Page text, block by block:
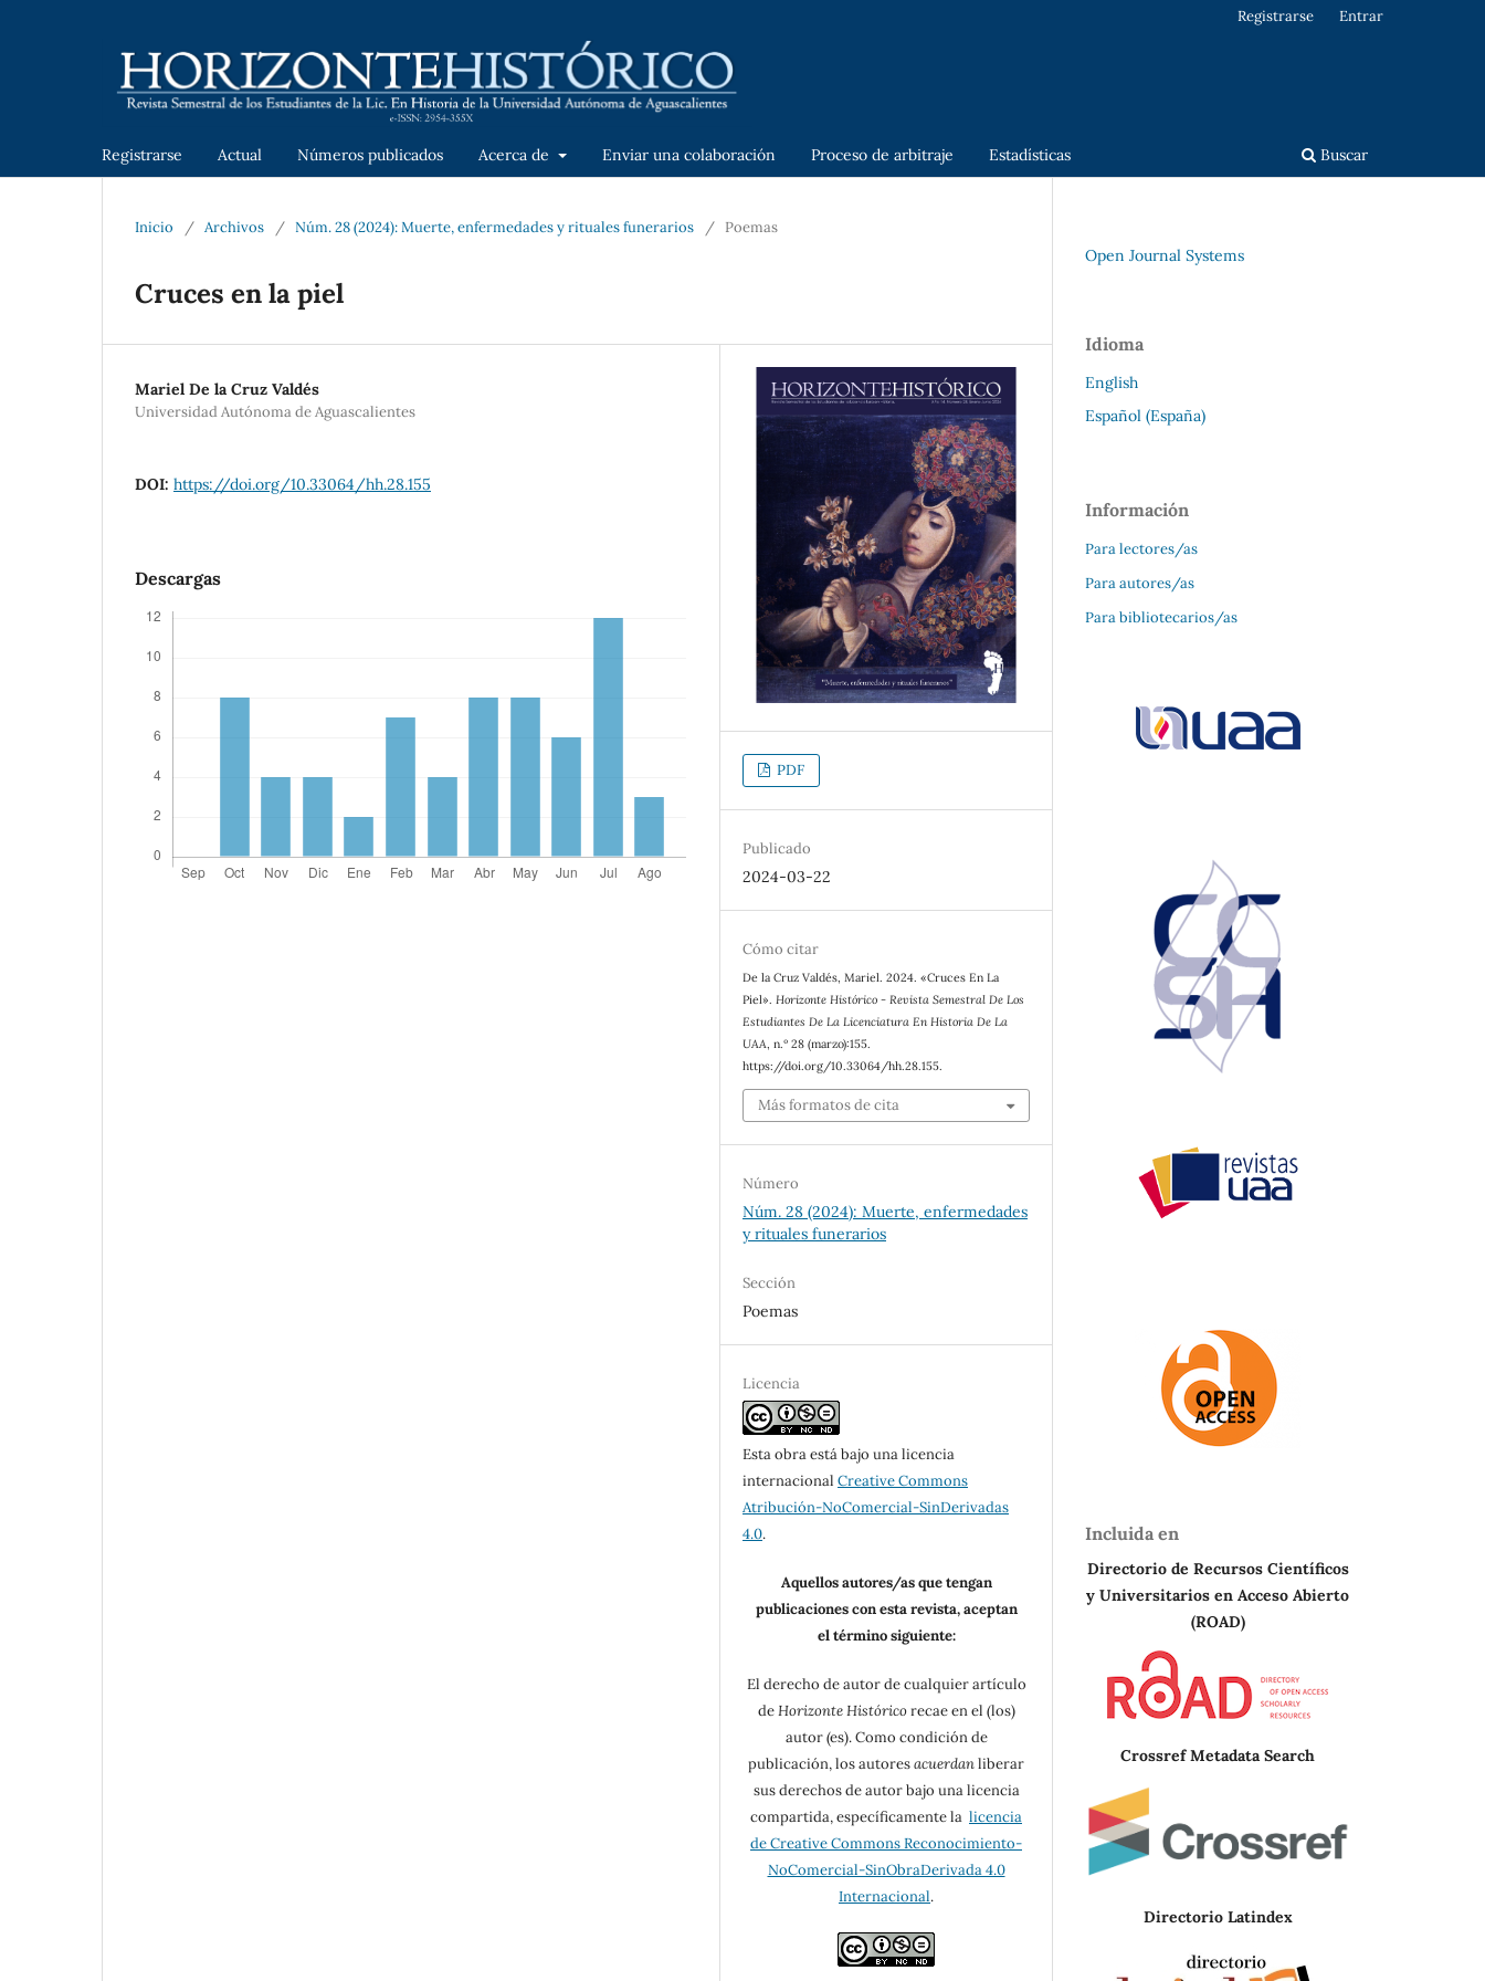
Registrarse Actual Números publicados Acerca de Enviar una colaboración Proceso de arbitraje Estadísticas Buscar
Registrarse Entrar
Inicio / Archivos / Núm. 28 (2024): Muerte, enfermedades y rituales funerarios / Poemas
Cruces en la piel
Mariel De la Cruz Valdés
Universidad Autónoma de Aguascalientes
DOI: https://doi.org/10.33064/hh.28.155
Descargas
PDF
Publicado
2024-03-22
Cómo citar
De la Cruz Valdés, Mariel. 2024. «Cruces En La
Piel».Horizonte Histórico - Revista Semestral De Los
Estudiantes De La Licenciatura En Historia De La
UAA, n.º 28 (marzo):155.
https://doi.org/10.33064/hh.28.155.
Más formatos de cita
Número
Núm. 28 (2024): Muerte, enfermedades
y rituales funerarios
Sección
Poemas
Licencia
Esta obra está bajo una licencia
internacionalCreative Commons
Atribución-NoComercial-SinDerivadas
4.0.
Aquellos autores/as que tengan
publicaciones con esta revista, aceptan
el término siguiente:
El derecho de autor de cualquier artículo
deHorizonte Históricorecae en el (los)
autor (es). Como condición de
publicación, los autoresacuerdanliberar
sus derechos de autor bajo una licencia
compartida, específicamente la licencia
de Creative Commons Reconocimiento-
NoComercial-SinObraDerivada 4.0
Internacional.
Open Journal Systems
Idioma
English
Español (España)
Información
Para lectores/as
Para autores/as
Para bibliotecarios/as
Incluida en
Directorio de Recursos Científicos
y Universitarios en Acceso Abierto
(ROAD)
Crossref Metadata Search
Directorio Latindex